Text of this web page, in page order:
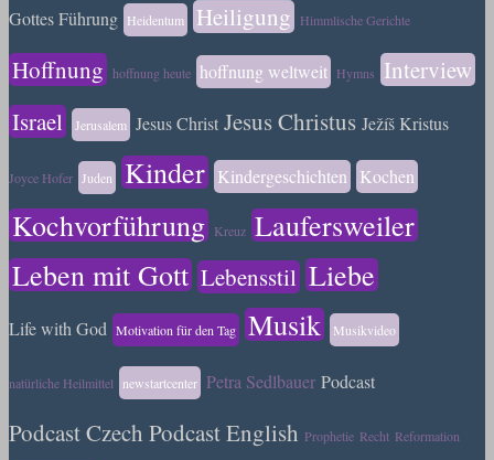
Gottes Führung Heidentum Heiligung Himmlische Gerichte
Hoffnung hoffnung heute hoffnung weltweit Hymns
Interview
Israel
Jerusalem Jesus Christ Jesus Christus Ježíš Kristus
Joyce Hofer Juden Kinder Kindergeschichten Kochen
Kochvorführung Kreuz Laufersweiler
Leben mit Gott Lebensstil Liebe
Life with God Motivation für den Tag Musik Musikvideo
natürliche Heilmittel newstartcenter Petra Sedlbauer Podcast
Podcast Czech Podcast English Prophetie Recht Reformation